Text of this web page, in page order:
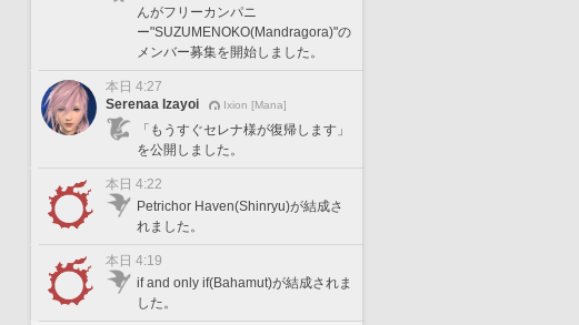
んがフリーカンパニ
ー"SUZUMENOKO(Mandragora)"の
メンバー募集を開始しました。
本日 4:27
Serenaa Izayoi
Ixion [Mana]
「もうすぐセレナ様が復帰します」
を公開しました。
本日 4:22
Petrichor Haven(Shinryu)が結成さ
れました。
本日 4:19
if and only if(Bahamut)が結成されま
した。